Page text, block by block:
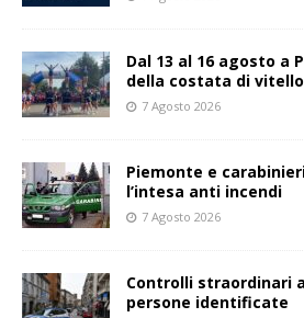
Dal 13 al 16 agosto a
della costata di vitello
7 Agosto 2026
Piemonte e
l’intesa anti incendi
7 Agosto 2026
Controlli straordinari
persone identificate